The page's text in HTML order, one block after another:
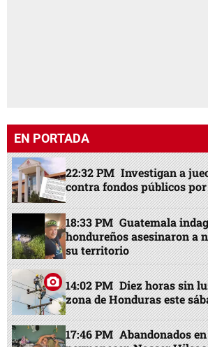
EN PORTADA
22:32 PM Investigan a
contra fondos públicos
18:33 PM Guatemala
hondureños asesinaron a
su territorio
14:02 PM Diez horas sin
zona de Honduras este
17:46 PM Abandonados